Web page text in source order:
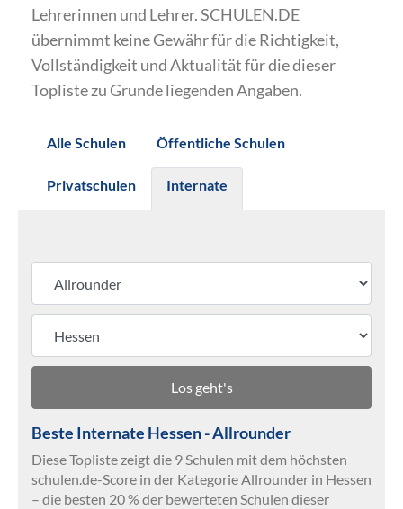
Lehrerinnen und Lehrer. SCHULEN.DE
übernimmt keine Gewähr für die Richtigkeit,
Vollständigkeit und Aktualität für die dieser
Topliste zu Grunde liegenden Angaben.
Alle Schulen Öffentliche Schulen
Privatschulen Internate
Los geht's
Beste Internate Hessen - Allrounder
Diese Topliste zeigt die 9 Schulen mit dem höchsten
schulen.de-Score in der Kategorie Allrounder in Hessen
– die besten 20 % der bewerteten Schulen dieser